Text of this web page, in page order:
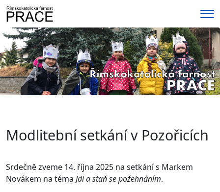
Modlitební setkání v Pozořicích
Srdečně zveme 14. října 2025 na setkání s Markem
Novákem na téma Jdi a staň se požehnáním.